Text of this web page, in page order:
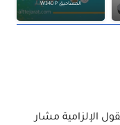
المساحيق W340 P
الإلزامية مشار